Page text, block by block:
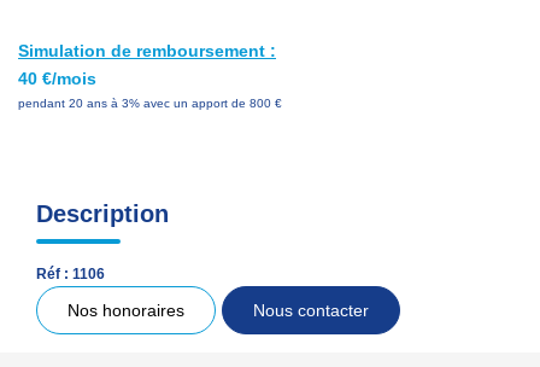
CONTACT
Simulation de remboursement :
40 €/mois
pendant 20 ans à 3% avec un apport de 800 €
Description
Réf : 1106
Nos honoraires Nous contacter